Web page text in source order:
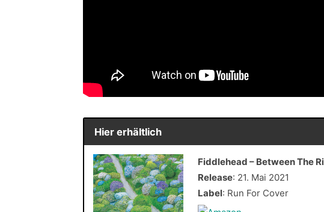
Hier erhältlich
Fiddlehead – Between The
Release: 21. Mai 2021
Label: Run For Cover